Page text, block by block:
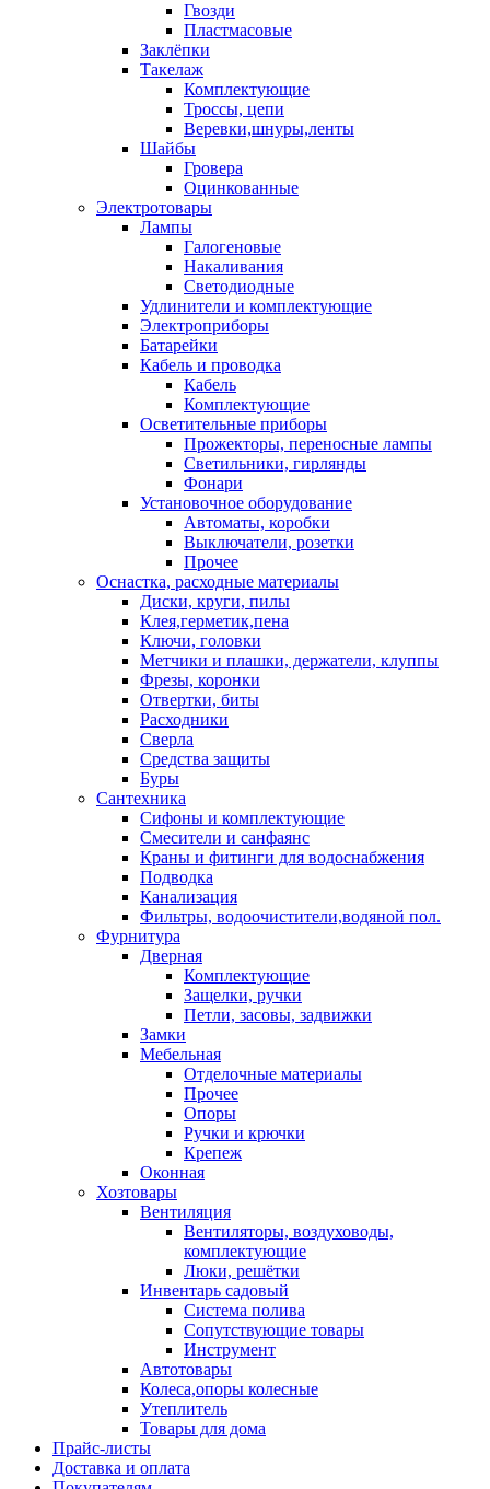
Гвозди
Пластмасовые
Заклёпки
Такелаж
Комплектующие
Троссы, цепи
Веревки,шнуры,ленты
Шайбы
Гровера
Оцинкованные
Электротовары
Лампы
Галогеновые
Накаливания
Светодиодные
Удлинители и комплектующие
Электроприборы
Батарейки
Кабель и проводка
Кабель
Комплектующие
Осветительные приборы
Прожекторы, переносные лампы
Светильники, гирлянды
Фонари
Установочное оборудование
Автоматы, коробки
Выключатели, розетки
Прочее
Оснастка, расходные материалы
Диски, круги, пилы
Клея,герметик,пена
Ключи, головки
Метчики и плашки, держатели, клуппы
Фрезы, коронки
Отвертки, биты
Расходники
Сверла
Средства защиты
Буры
Сантехника
Сифоны и комплектующие
Смесители и санфаянс
Краны и фитинги для водоснабжения
Подводка
Канализация
Фильтры, водоочистители,водяной пол.
Фурнитура
Дверная
Комплектующие
Защелки, ручки
Петли, засовы, задвижки
Замки
Мебельная
Отделочные материалы
Прочее
Опоры
Ручки и крючки
Крепеж
Оконная
Хозтовары
Вентиляция
Вентиляторы, воздуховоды,
комплектующие
Люки, решётки
Инвентарь садовый
Система полива
Сопутствующие товары
Инструмент
Автотовары
Колеса,опоры колесные
Утеплитель
Товары для дома
Прайс-листы
Доставка и оплата